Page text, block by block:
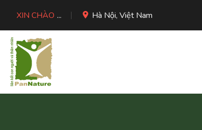
XIN CHÀO ... Hà Nội, Việt Nam